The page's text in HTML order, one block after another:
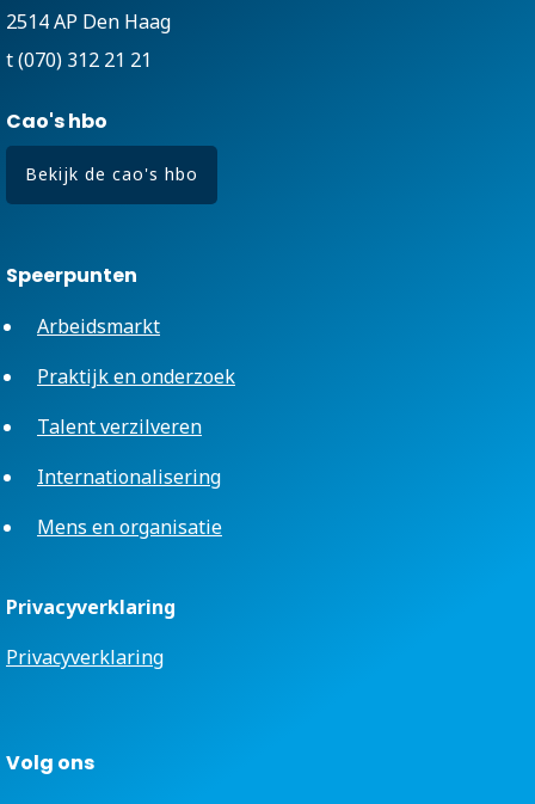
2514 AP Den Haag
t (070) 312 21 21
Cao's hbo
Bekijk de cao's hbo
Speerpunten
Arbeidsmarkt
Praktijk en onderzoek
Talent verzilveren
Internationalisering
Mens en organisatie
Privacyverklaring
Privacyverklaring
Volg ons